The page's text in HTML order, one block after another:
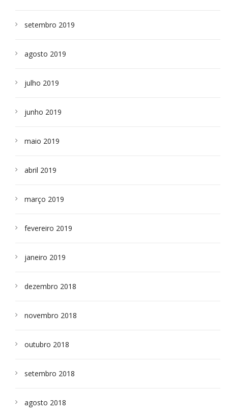
setembro 2019
agosto 2019
julho 2019
junho 2019
maio 2019
abril 2019
março 2019
fevereiro 2019
janeiro 2019
dezembro 2018
novembro 2018
outubro 2018
setembro 2018
agosto 2018